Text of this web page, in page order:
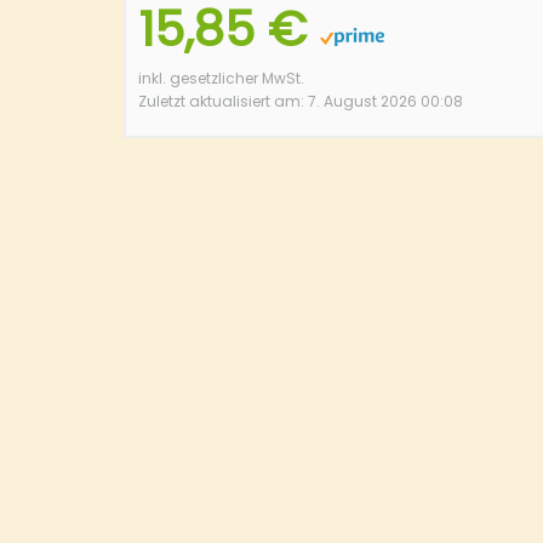
15,85 €
inkl. gesetzlicher MwSt.
Zuletzt aktualisiert am: 7. August 2026 00:08